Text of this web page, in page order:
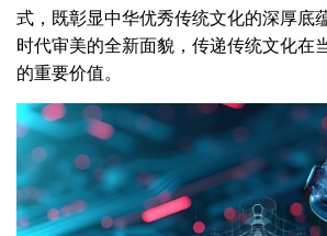
式，既彰显中华优秀传统文化的深厚底
时代审美的全新面貌，传递传统文化在
的重要价值。